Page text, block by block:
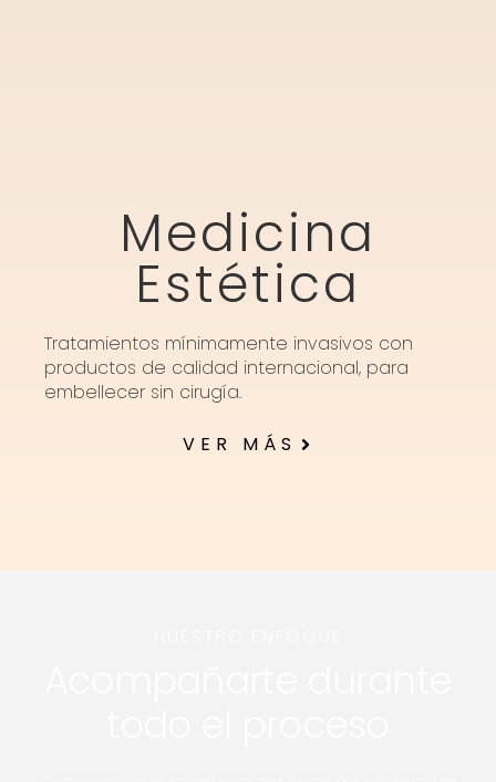
Medicina
Estética
Tratamientos mínimamente invasivos con
productos de calidad internacional, para
embellecer sin cirugía.
VER MÁS